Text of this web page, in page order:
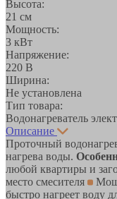
Высота:
21 см
Мощность:
3 кВт
Напряжение:
220 В
Ширина:
Не установлена
Тип товара:
Водонагреватель
Описание
Проточный
нагрева воды.
любой квартиры и
место смесителя
быстро нагреет воду